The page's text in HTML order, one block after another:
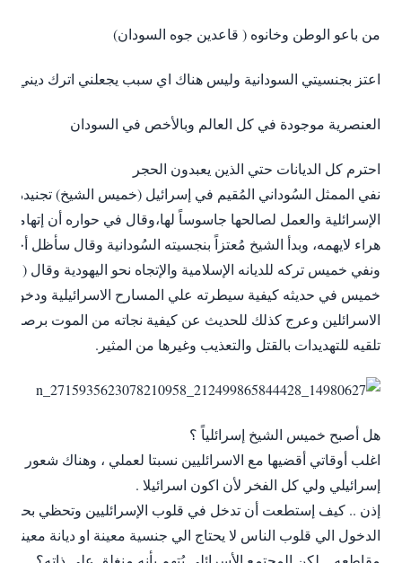
من باعو الوطن وخانوه ( قاعدين جوه السودان)
اعتز بجنسيتي السودانية وليس هناك اي سبب يجعلني اترك ديني
العنصرية موجودة في كل العالم وبالأخص في السودان
احترم كل الديانات حتي الذين يعبدون الحجر
نفي الممثل السُوداني المُقيم في إسرائيل (خميس الشيخ) تجنيده
الإسرائلية والعمل لصالحها جاسوساً لها،وقال في حواره أن إتهامه
هراء لايهمه، وبدأ الشيخ مُعتزاً بنجسيته السُودانية وقال سأظل
ونفي خميس تركه للديانه الإسلامية والإتجاه نحو اليهودية وقال
خميس في حديثه كيفية سيطرته علي المسارح الاسرائيلية ودخوله
الاسرائلين وعرج كذلك للحديث عن كيفية نجاته من الموت
تلقيه للتهديدات بالقتل والتعذيب وغيرها من المثير.
هل أصبح خميس الشيخ إسرائلياً ؟
اغلب أوقاتي أقضيها مع الاسرائليين نسبتا لعملي ، وهناك شعور
إسرائيلي ولي كل الفخر لأن اكون اسرائيلا .
إذن .. كيف إستطعت أن تدخل في قلوب الإسرائليين وتحظي
الدخول الي قلوب الناس لا يحتاج الي جنسية معينة او ديانة معينة .